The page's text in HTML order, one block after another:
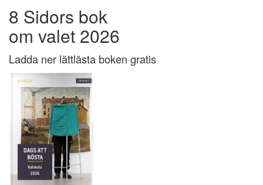
8 Sidors bok
om valet 2026
Ladda ner lättlästa boken gratis